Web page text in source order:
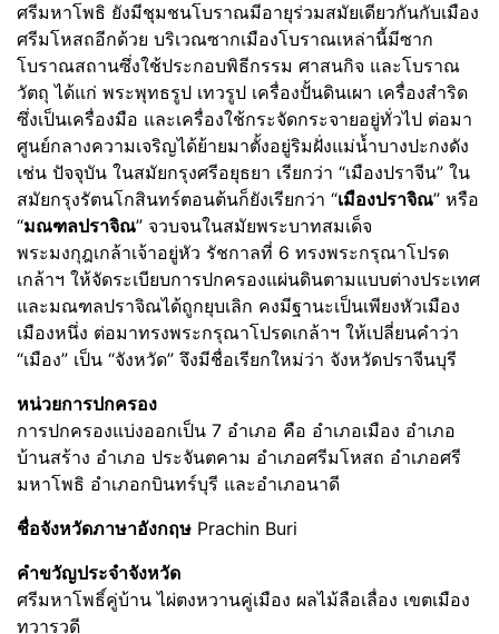
ศรีมหาโพธิ ยังมีชุมชนโบราณมีอายุร่วมสมัยเดียวกันกับเมือง
ศรีมโหสถอีกด้วย บริเวณซากเมืองโบราณเหล่านี้มีซาก
โบราณสถานซึ่งใช้ประกอบพิธีกรรม ศาสนกิจ และโบราณ
วัตถุ ได้แก่ พระพุทธรูป เทวรูป เครื่องปั้นดินเผา เครื่องสำริด
ซึ่งเป็นเครื่องมือ และเครื่องใช้กระจัดกระจายอยู่ทั่วไป ต่อมา
ศูนย์กลางความเจริญได้ย้ายมาตั้งอยู่ริมฝั่งแม่น้ำบางปะกงดัง
เช่น ปัจจุบัน ในสมัยกรุงศรีอยุธยา เรียกว่า “เมืองปราจีน” ใน
สมัยกรุงรัตนโกสินทร์ตอนต้นก็ยังเรียกว่า “เมืองปราจิณ” หรือ
“มณฑลปราจิณ” จวบจนในสมัยพระบาทสมเด็จ
พระมงกุฎเกล้าเจ้าอยู่หัว รัชกาลที่ 6 ทรงพระกรุณาโปรด
เกล้าฯ ให้จัดระเบียบการปกครองแผ่นดินตามแบบต่างประเทศ
และมณฑลปราจิณได้ถูกยุบเลิก คงมีฐานะเป็นเพียงหัวเมือง
เมืองหนึ่ง ต่อมาทรงพระกรุณาโปรดเกล้าฯ ให้เปลี่ยนคำว่า
“เมือง” เป็น “จังหวัด” จึงมีชื่อเรียกใหม่ว่า จังหวัดปราจีนบุรี
หน่วยการปกครอง
การปกครองแบ่งออกเป็น 7 อำเภอ คือ อำเภอเมือง อำเภอ
บ้านสร้าง อำเภอ ประจันตคาม อำเภอศรีมโหสถ อำเภอศรี
มหาโพธิ อำเภอกบินทร์บุรี และอำเภอนาดี
ชื่อจังหวัดภาษาอังกฤษ Prachin Buri
คำขวัญประจำจังหวัด
ศรีมหาโพธิ์คู่บ้าน ไผ่ตงหวานคู่เมือง ผลไม้ลือเลื่อง เขตเมือง
ทวารวดี